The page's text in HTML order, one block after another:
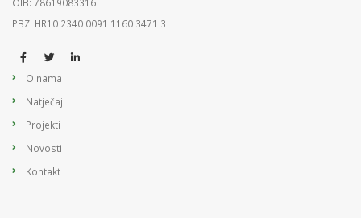
PBZ: HR10 2340 0091 1160 3471 3
O nama
Natječaji
Projekti
Novosti
Kontakt